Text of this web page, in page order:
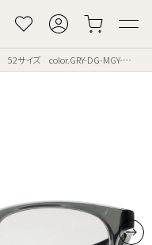
SHAW-HF 52サイズ color.GRY-DG-MGY-M.GRY